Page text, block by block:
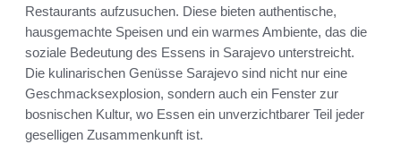
Restaurants aufzusuchen. Diese bieten authentische,
hausgemachte Speisen und ein warmes Ambiente, das die
soziale Bedeutung des Essens in Sarajevo unterstreicht.
Die kulinarischen Genüsse Sarajevo sind nicht nur eine
Geschmacksexplosion, sondern auch ein Fenster zur
bosnischen Kultur, wo Essen ein unverzichtbarer Teil jeder
geselligen Zusammenkunft ist.